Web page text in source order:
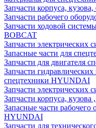
Запчасти корпуса,
Запчасти рабочего
Запчасти ходовой
BOBCAT
Запчасти электрических
Запасные части для
Запчасти для двигателя
Запчасти
спецтехники HYUNDAI
Запчасти
Запчасти корпуса,
Запасные части рабочего
HYUNDAI
Запчасти для